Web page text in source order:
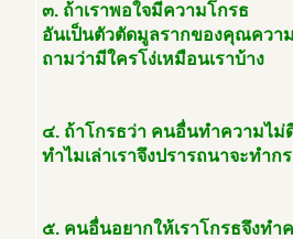
๓. ถ้าเราพอใจมีความโกรธ
อันเป็นตัวตัดมูลรากของคุณควา
ถามว่ามีใครโง่เหมือนเราบ้าง
๔. ถ้าโกรธว่า คนอื่นทำความไม่
ทำไมเล่าเราจึงปรารถนาจะทำก
๕. คนอื่นอยากให้เราโกรธจึงทำ